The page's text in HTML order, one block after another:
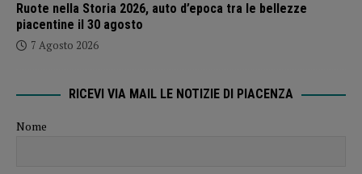
Ruote nella Storia 2026, auto d’epoca tra le bellezze
piacentine il 30 agosto
7 Agosto 2026
RICEVI VIA MAIL LE NOTIZIE DI PIACENZA
Nome